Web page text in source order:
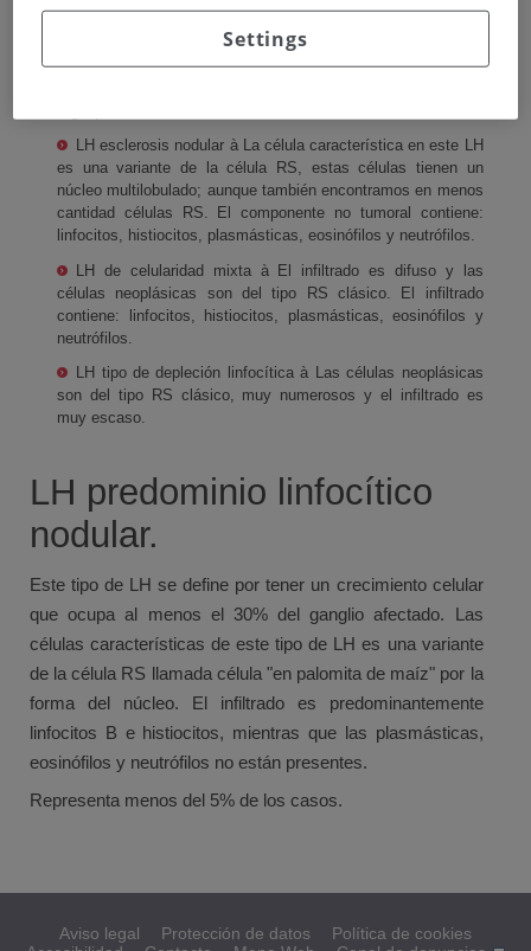
presencia en el ganglio linfático de células grandes con
varios núcleos llamadas célulasde Reed-Sternberg
(RS).
LH esclerosis nodular à La célula característica en este LH
es una variante de la célula RS, estas células tienen un
núcleo multilobulado; aunque también encontramos en menos
cantidad células RS. El componente no tumoral contiene:
linfocitos, histiocitos, plasmásticas, eosinófilos y neutrófilos.
LH de celularidad mixta à El infiltrado es difuso y las
células neoplásicas son del tipo RS clásico. El infiltrado
contiene: linfocitos, histiocitos, plasmásticas, eosinófilos y
neutrófilos.
LH tipo de depleción linfocítica à Las células neoplásicas
son del tipo RS clásico, muy numerosos y el infiltrado es
muy escaso.
LH predominio linfocítico
nodular.
Este tipo de LH se define por tener un crecimiento celular
que ocupa al menos el 30% del ganglio afectado. Las
células características de este tipo de LH es una variante
de la célula RS llamada célula "en palomita de maíz" por la
forma del núcleo. El infiltrado es predominantemente
linfocitos B e histiocitos, mientras que las plasmásticas,
eosinófilos y neutrófilos no están presentes.
Representa menos del 5% de los casos.
Aviso legal Protección de datos
Política de cookies
Settings